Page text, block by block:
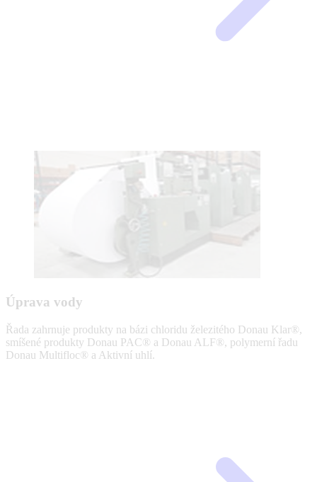
Úprava vody
Řada zahrnuje produkty na bázi chloridu železitého Donau Klar®,
smíšené produkty Donau PAC® a Donau ALF®, polymerní řadu
Donau Multifloc® a Aktivní uhlí.